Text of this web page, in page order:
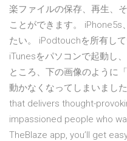
楽ファイルの保存、再生、
ことができます。 iPhone5s
たい。 iPodtouchを所有し
iTunesをパソコンで起動し
ところ、下の画像のように
動かなくなってしまいまし
that delivers thought-
impassioned people who
TheBlaze app, you’ll get